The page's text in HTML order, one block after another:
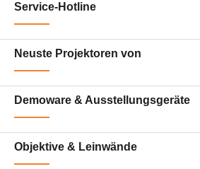
Service-Hotline
Neuste Projektoren von
Demoware & Ausstellungsgeräte
Objektive & Leinwände